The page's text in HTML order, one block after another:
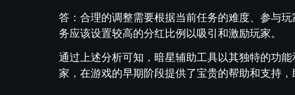
答：合理的调整需要根据当前任务的难度、参与
务应该设置较高的分红比例以吸引和激励玩家。
通过上述分析可知，暗星辅助工具以其独特的功
家，在游戏的早期阶段提供了宝贵的帮助和支持